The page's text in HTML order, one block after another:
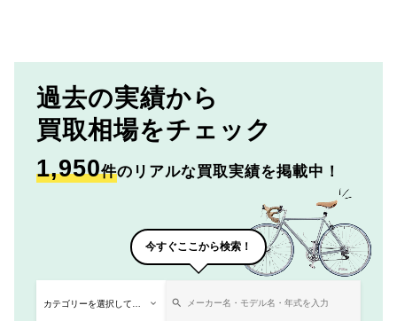
過去の実績から
買取相場をチェック
1,950件のリアルな買取実績を掲載中！
今すぐここから検索！